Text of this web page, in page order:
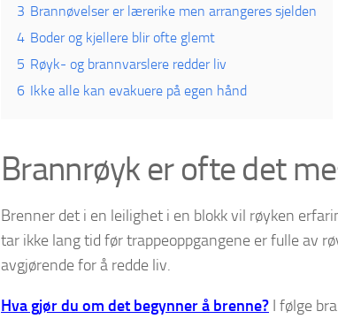
3 Brannøvelser er lærerike men arrangeres sjelden
4 Boder og kjellere blir ofte glemt
5 Røyk- og brannvarslere redder liv
6 Ikke alle kan evakuere på egen hånd
Brannrøyk er ofte det
Brenner det i en leilighet i en blokk vil røyken
tar ikke lang tid før trappeoppgangene er fulle av
avgjørende for å redde liv.
Hva gjør du om det begynner å brenne? I følge